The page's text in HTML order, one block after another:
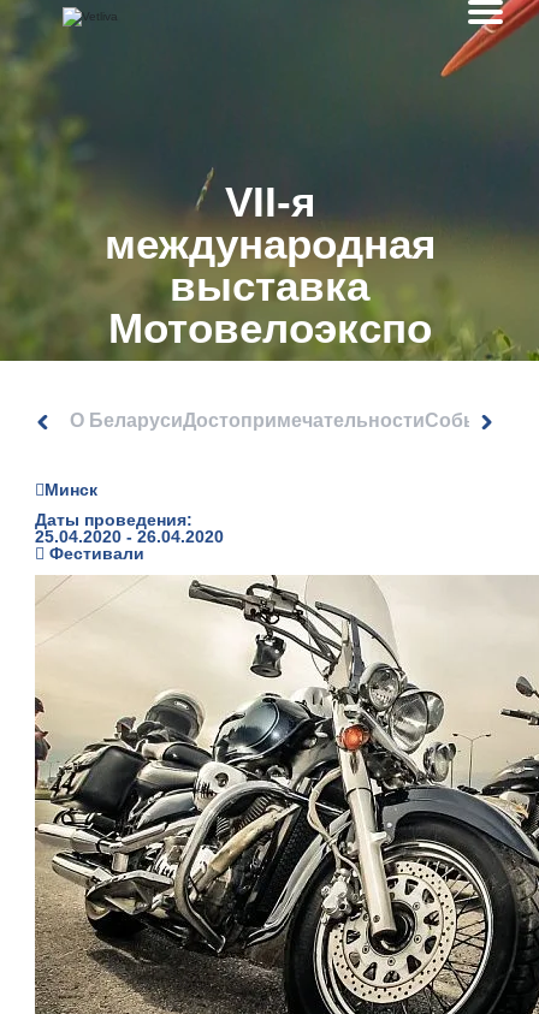
VII-я
международная
выставка
Мотовелоэкспо
О БеларусиДостопримечательностиСобытия
Минск
Даты проведения:
25.04.2020 - 26.04.2020
Фестивали